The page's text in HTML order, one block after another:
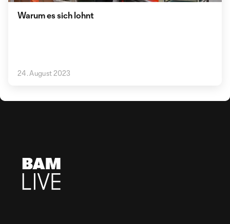
Warum es sich lohnt
24. August 2023